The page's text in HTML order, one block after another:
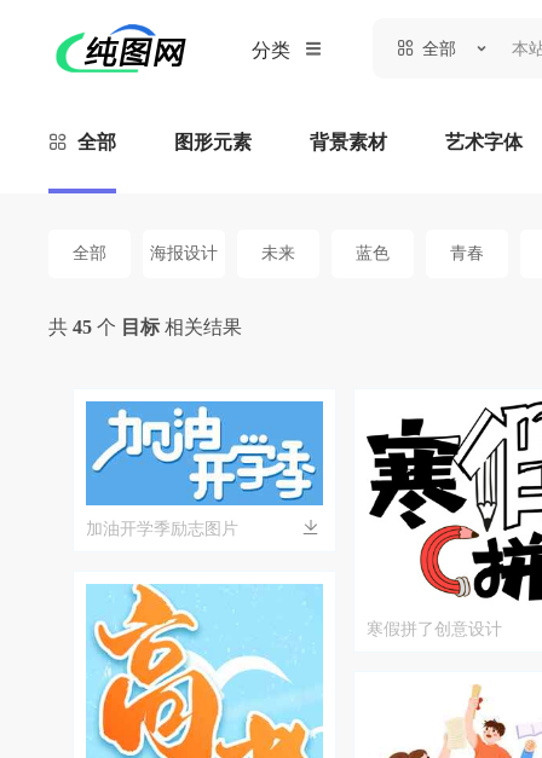
分类 全部
全部 图形元素 背景素材 艺术字体
全部 海报设计 未来 蓝色 青春
共 45 个 目标 相关结果
加油开学季励志图片
寒假拼了创意设计